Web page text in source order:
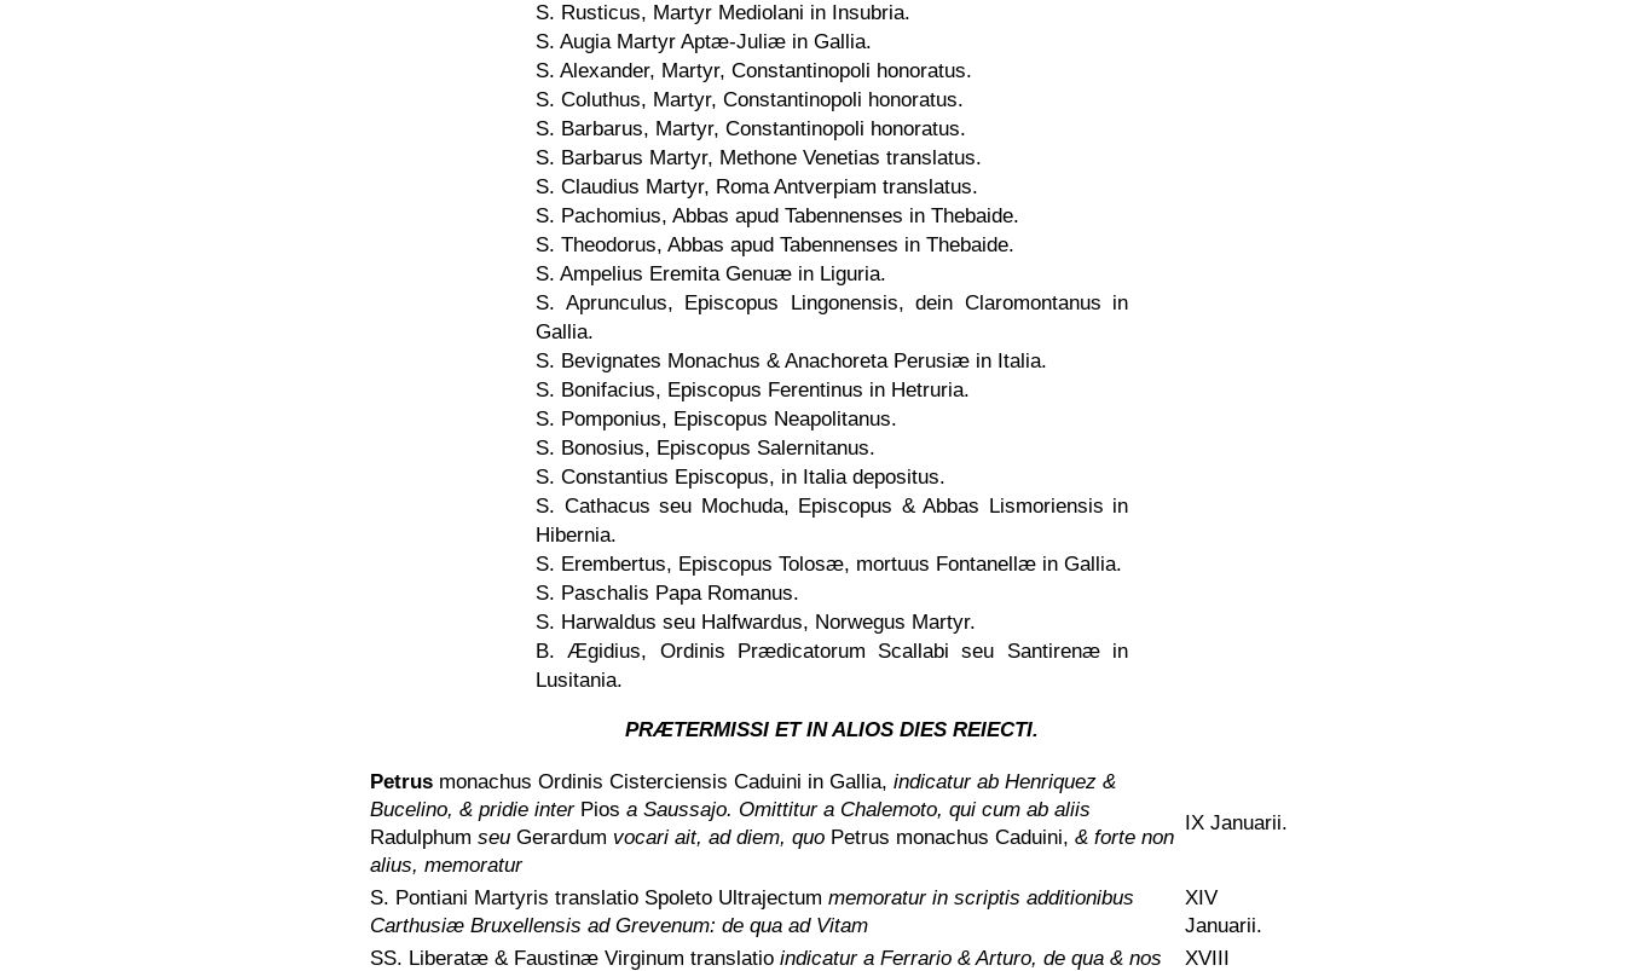
S. Rusticus, Martyr Mediolani in Insubria.
S. Augia Martyr Aptæ-Juliæ in Gallia.
S. Alexander, Martyr, Constantinopoli honoratus.
S. Coluthus, Martyr, Constantinopoli honoratus.
S. Barbarus, Martyr, Constantinopoli honoratus.
S. Barbarus Martyr, Methone Venetias translatus.
S. Claudius Martyr, Roma Antverpiam translatus.
S. Pachomius, Abbas apud Tabennenses in Thebaide.
S. Theodorus, Abbas apud Tabennenses in Thebaide.
S. Ampelius Eremita Genuæ in Liguria.
S. Aprunculus, Episcopus Lingonensis, dein Claromontanus in
Gallia.
S. Bevignates Monachus & Anachoreta Perusiæ in Italia.
S. Bonifacius, Episcopus Ferentinus in Hetruria.
S. Pomponius, Episcopus Neapolitanus.
S. Bonosius, Episcopus Salernitanus.
S. Constantius Episcopus, in Italia depositus.
S. Cathacus seu Mochuda, Episcopus & Abbas Lismoriensis in
Hibernia.
S. Erembertus, Episcopus Tolosæ, mortuus Fontanellæ in Gallia.
S. Paschalis Papa Romanus.
S. Harwaldus seu Halfwardus, Norwegus Martyr.
B. Ægidius, Ordinis Prædicatorum Scallabi seu Santirenæ in
Lusitania.
PRÆTERMISSI ET IN ALIOS DIES REIECTI.
Petrus monachus Ordinis Cisterciensis Caduini in Gallia, indicatur ab Henriquez &
Bucelino, & pridie interPios a Saussajo. Omittitur a Chalemoto, qui cum ab aliis
Radulphum seu Gerardum vocari ait, ad diem, quo Petrus monachus Caduini, & forte non
alius, memoratur
IX Januarii.
S. Pontiani Martyris translatio Spoleto Ultrajectum memoratur in scriptis additionibus
Carthusiæ Bruxellensis ad Grevenum: de qua ad Vitam
XIV
Januarii.
SS. Liberatæ & Faustinæ Virginum translatio indicatur a Ferrario & Arturo, de qua & nos
XVIII